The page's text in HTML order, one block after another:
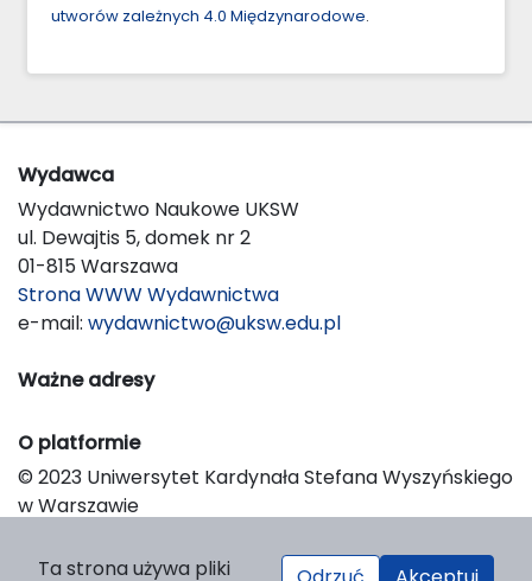
utworów zależnych 4.0 Międzynarodowe.
Wydawca
Wydawnictwo Naukowe UKSW
ul. Dewajtis 5, domek nr 2
01-815 Warszawa
Strona WWW Wydawnictwa
e-mail: wydawnictwo@uksw.edu.pl
Ważne adresy
O platformie
© 2023 Uniwersytet Kardynała Stefana Wyszyńskiego
w Warszawie
Platform & Workflow by OJS/PKP
Ta strona używa pliki